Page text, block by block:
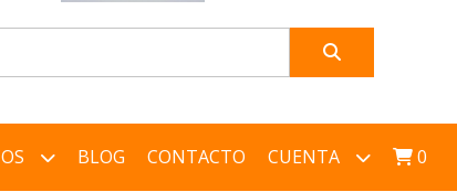
BLOG CONTACTO CUENTA 0